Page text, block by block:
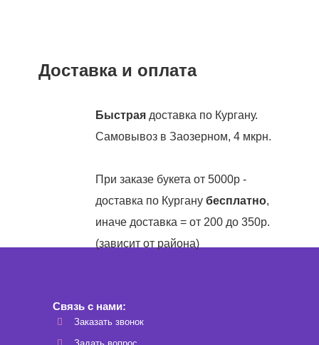
Доставка и оплата
Быстрая доставка по Кургану.
Самовывоз в Заозерном, 4 мкрн.
При заказе букета от 5000р -
доставка по Кургану бесплатно,
иначе доставка = от 200 до 350р.
(зависит от района)
Связь с нами:
Заказать звонок